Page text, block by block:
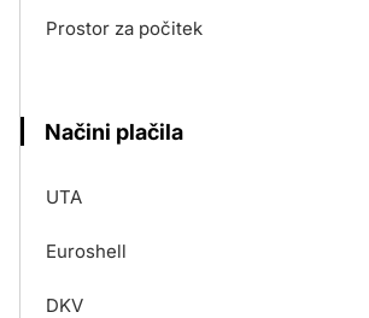
Prostor za počitek
Načini plačila
UTA
Euroshell
DKV